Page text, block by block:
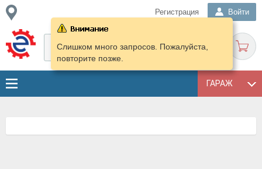
Регистрация Войти
ГАРАЖ
Слишком много запросов. Пожалуйста,
повторите позже.